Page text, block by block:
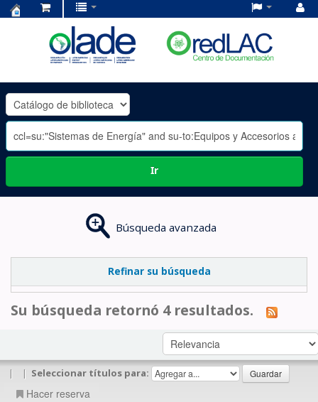
OLADE
-
Ir
Búsqueda avanzada
Refinar su búsqueda
Su búsqueda retornó 4 resultados.
| | Seleccionar títulos para:
Hacer reserva